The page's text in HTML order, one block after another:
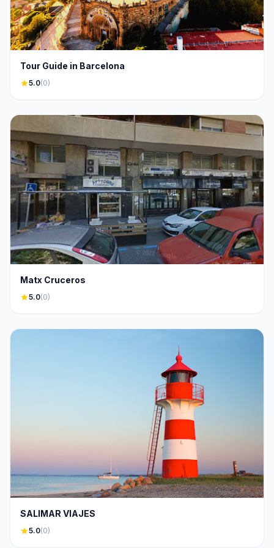
Tour Guide in Barcelona
star5.0(0)
Matx Cruceros
star5.0(0)
SALIMAR VIAJES
star5.0(0)